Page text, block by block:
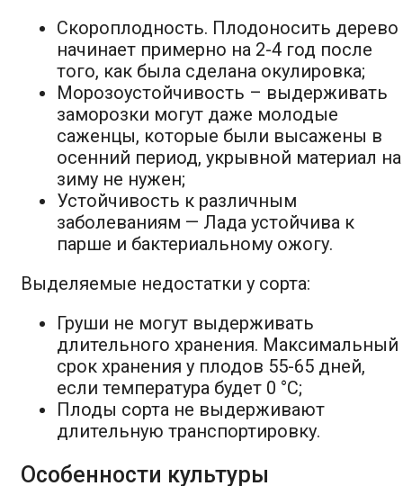
Скороплодность. Плодоносить дерево
начинает примерно на 2-4 год после
того, как была сделана окулировка;
Морозоустойчивость – выдерживать
заморозки могут даже молодые
саженцы, которые были высажены в
осенний период, укрывной материал на
зиму не нужен;
Устойчивость к различным
заболеваниям — Лада устойчива к
парше и бактериальному ожогу.
Выделяемые недостатки у сорта:
Груши не могут выдерживать
длительного хранения. Максимальный
срок хранения у плодов 55-65 дней,
если температура будет 0 °C;
Плоды сорта не выдерживают
длительную транспортировку.
Особенности культуры